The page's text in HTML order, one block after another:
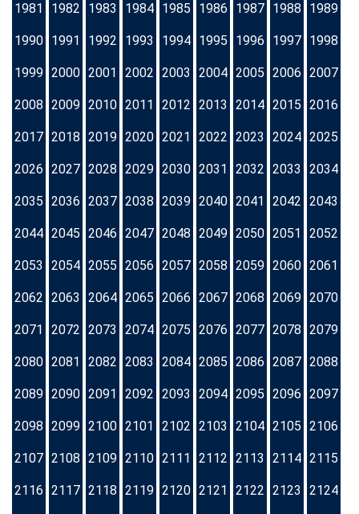
1981 1982 1983 1984 1985 1986 1987 1988 1989
1990 1991 1992 1993 1994 1995 1996 1997 1998
1999 2000 2001 2002 2003 2004 2005 2006 2007
2008 2009 2010 2011 2012 2013 2014 2015 2016
2017 2018 2019 2020 2021 2022 2023 2024 2025
2026 2027 2028 2029 2030 2031 2032 2033 2034
2035 2036 2037 2038 2039 2040 2041 2042 2043
2044 2045 2046 2047 2048 2049 2050 2051 2052
2053 2054 2055 2056 2057 2058 2059 2060 2061
2062 2063 2064 2065 2066 2067 2068 2069 2070
2071 2072 2073 2074 2075 2076 2077 2078 2079
2080 2081 2082 2083 2084 2085 2086 2087 2088
2089 2090 2091 2092 2093 2094 2095 2096 2097
2098 2099 2100 2101 2102 2103 2104 2105 2106
2107 2108 2109 2110 2111 2112 2113 2114 2115
2116 2117 2118 2119 2120 2121 2122 2123 2124